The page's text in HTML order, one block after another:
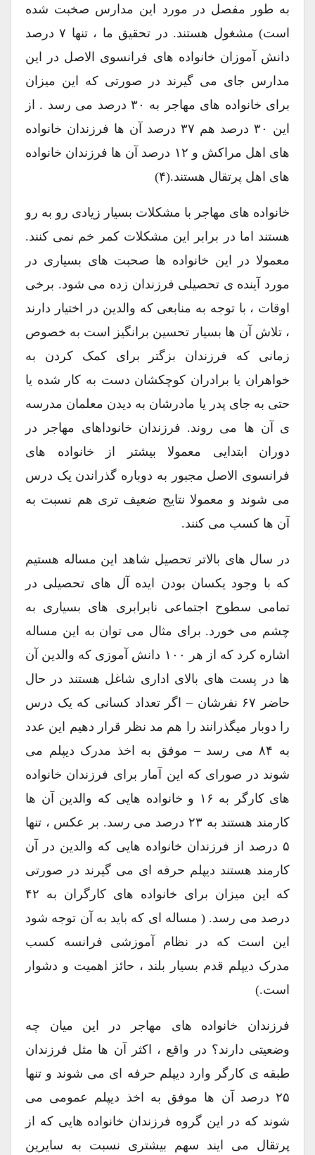
به طور مفصل در مورد این مدارس صخبت شده
است) مشغول هستند. در تحقیق ما ، تنها ۷ درصد
دانش آموزان خانواده های فرانسوی الاصل در این
مدارس جای می گیرند در صورتی که این میزان
برای خانواده های مهاجر به ۳۰ درصد می رسد . از
این ۳۰ درصد هم ۳۷ درصد آن ها فرزندان خانواده
های اهل مراکش و ۱۲ درصد آن ها فرزندان خانواده
های اهل پرتقال هستند.(۴)
خانواده های مهاجر با مشکلات بسیار زیادی رو به رو
هستند اما در برابر این مشکلات کمر خم نمی کنند.
معمولا در این خانواده ها صحبت های بسیاری در
مورد آینده ی تحصیلی فرزندان زده می شود. برخی
اوقات ، با توجه به منابعی که والدین در اختیار دارند
، تلاش آن ها بسیار تحسین برانگیز است به خصوص
زمانی که فرزندان بزگتر برای کمک کردن به
خواهران یا برادران کوچکشان دست به کار شده یا
حتی به جای پدر یا مادرشان به دیدن معلمان مدرسه
ی آن ها می روند. فرزندان خانوداهای مهاجر در
دوران ابتدایی معمولا بیشتر از خانواده های
فرانسوی الاصل مجبور به دوباره گذراندن یک درس
می شوند و معمولا نتایج ضعیف تری هم نسبت به
آن ها کسب می کنند.
در سال های بالاتر تحصیل شاهد این مساله هستیم
که با وجود یکسان بودن ایده آل های تحصیلی در
تمامی سطوح اجتماعی نابرابری های بسیاری به
چشم می خورد. برای مثال می توان به این مساله
اشاره کرد که از هر ۱۰۰ دانش آموزی که والدین آن
ها در پست های بالای اداری شاغل هستند در حال
حاضر ۶۷ نفرشان – اگر تعداد کسانی که یک درس
را دوبار میگذرانند را هم مد نظر قرار دهیم این عدد
به ۸۴ می رسد – موفق به اخذ مدرک دیپلم می
شوند در صورای که این آمار برای فرزندان خانواده
های کارگر به ۱۶ و خانواده هایی که والدین آن ها
کارمند هستند به ۲۳ درصد می رسد. بر عکس ، تنها
۵ درصد از فرزندان خانواده هایی که والدین در آن
کارمند هستند دیپلم حرفه ای می گیرند در صورتی
که این میزان برای خانواده های کارگران به ۴۲
درصد می رسد. ( مساله ای که باید به آن توجه شود
این است که در نظام آموزشی فرانسه کسب
مدرک دیپلم قدم بسیار بلند ، حائز اهمیت و دشوار
است.)
فرزندان خانواده های مهاجر در این میان چه
وضعیتی دارند؟ در واقع ، اکثر آن ها مثل فرزندان
طبقه ی کارگر وارد دیپلم حرفه ای می شوند و تنها
۲۵ درصد آن ها موفق به اخذ دیپلم عمومی می
شوند که در این گروه فرزندان خانواده هایی که از
پرتقال می ایند سهم بیشتری نسبت به سایرین